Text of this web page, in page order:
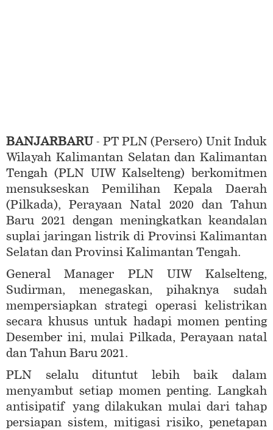
BANJARBARU - PT PLN (Persero) Unit Induk
Wilayah Kalimantan Selatan dan Kalimantan
Tengah (PLN UIW Kalselteng) berkomitmen
mensukseskan Pemilihan Kepala Daerah
(Pilkada), Perayaan Natal 2020 dan Tahun
Baru 2021 dengan meningkatkan keandalan
suplai jaringan listrik di Provinsi Kalimantan
Selatan dan Provinsi Kalimantan Tengah.
General Manager PLN UIW Kalselteng,
Sudirman, menegaskan, pihaknya sudah
mempersiapkan strategi operasi kelistrikan
secara khusus untuk hadapi momen penting
Desember ini, mulai Pilkada, Perayaan natal
dan Tahun Baru 2021.
PLN selalu dituntut lebih baik dalam
menyambut setiap momen penting. Langkah
antisipatif yang dilakukan mulai dari tahap
persiapan sistem, mitigasi risiko, penetapan